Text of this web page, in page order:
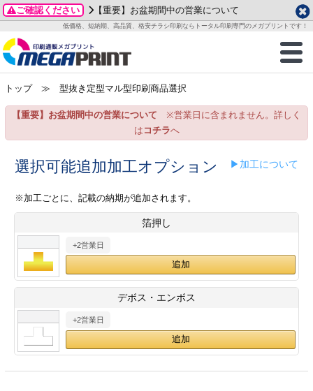
ご確認ください 【重要】お盆期間中の営業について
低価格、短納期、高品質、格安チラシ印刷ならトータル印刷専門のメガプリントです！
商品一覧
グッズ
ステッカー
ックカード印刷
業ツール印刷
＆盛り上げ印刷
ご利用ガイド
お客様へ
いて
方法
/送料について
刷
カード印刷
ックカード名刺
ムカード
型マル型印刷
ード印刷
データ作成ガイド
成前に
ガイド
加工指示ガイド
テンプレート
ード印刷
名刺印刷
ックカード
ード印刷
印刷
形マル型
一覧
わせ
り
プル請求
2026年 8月
月
火 水 木 金
土
1
3
4 5 6 7
8
15
24
25 26 27
29
土
1
2 3
8 9 10 11
12
14
15 16 17 18
19
25
26
28
29 30
トップ≫ 型抜き定型マル型印刷商品選択
【重要】お盆期間中の営業について ※営業日に含まれません。詳しく
は コチラへ
選択可能追加加工オプション ▶加工について
※加工ごとに、記載の納期が追加されます。
箔押し
+2営業日
デボス・エンボス
+2営業日